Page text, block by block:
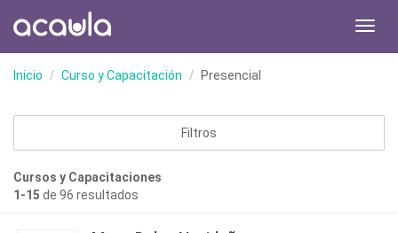
Inicio Curso y Capacitación Presencial
Filtros
Cursos y Capacitaciones
1-15 de 96 resultados